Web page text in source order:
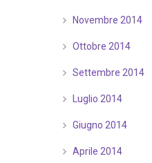
Novembre 2014
Ottobre 2014
Settembre 2014
Luglio 2014
Giugno 2014
Aprile 2014